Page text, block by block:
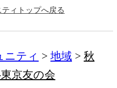
ティトップへ戻る
ニティ 地域
秋
京友の会